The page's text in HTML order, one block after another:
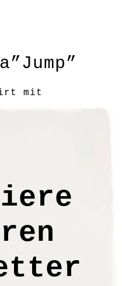
mit
Ärmeln, So